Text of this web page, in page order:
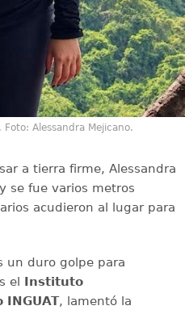
Alessandra Mejicano.
a tierra firme, Alessandra
se fue varios metros
acudieron al lugar para
un duro golpe para
el
Instituto
, lamentó la